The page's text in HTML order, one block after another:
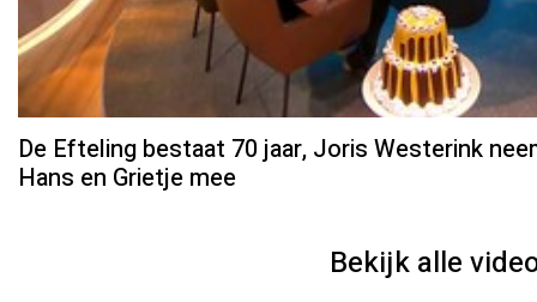
De Efteling bestaat 70 jaar, Joris Westerink
Hans en Grietje mee
Bekijk alle